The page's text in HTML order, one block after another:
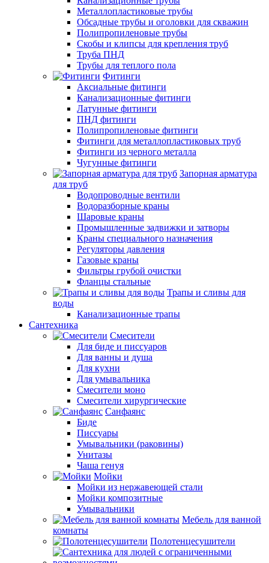
Металлопластиковые трубы
Обсадные трубы и оголовки для скважин
Полипропиленовые трубы
Скобы и клипсы для крепления труб
Труба ПНД
Трубы для теплого пола
Фитинги
Аксиальные фитинги
Канализационные фитинги
Латунные фитинги
ПНД фитинги
Полипропиленовые фитинги
Фитинги для металлопластиковых труб
Фитинги из черного металла
Чугунные фитинги
Запорная арматура
для труб
Водопроводные вентили
Водоразборные краны
Шаровые краны
Промышленные задвижки и затворы
Краны специального назначения
Регуляторы давления
Газовые краны
Фильтры грубой очистки
Фланцы стальные
Трапы и сливы для
воды
Канализационные трапы
Сантехника
Смесители
Для биде и писсуаров
Для ванны и душа
Для кухни
Для умывальника
Смесители моно
Смесители хирургические
Санфаянс
Биде
Писсуары
Умывальники (раковины)
Унитазы
Чаша генуя
Мойки
Мойки из нержавеющей стали
Мойки композитные
Умывальники
Мебель для ванной
комнаты
Полотенцесушители